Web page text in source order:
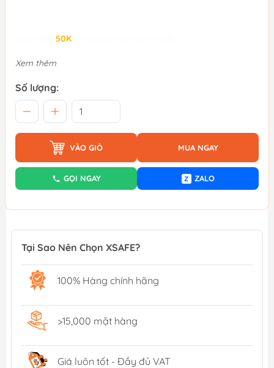
50K
Xem thêm
Số lượng:
VÀO GIỎ MUA NGAY
GỌI NGAY Z ZALO
Tại Sao Nên Chọn XSAFE?
100% Hàng chính hãng
>15,000 mặt hàng
Giá luôn tốt - Đầy đủ VAT